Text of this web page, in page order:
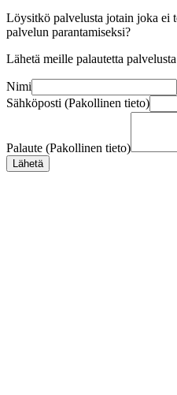
Löysitkö palvelusta jotain joka ei
palvelun parantamiseksi?
Lähetä meille palautetta
Nimi
Sähköposti (Pakollinen tieto)
Palaute (Pakollinen tieto)
Lähetä